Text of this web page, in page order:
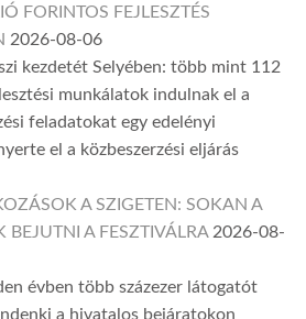
FORINTOS FEJLESZTÉS
2026-08-06
kezdetét Selyében: több mint 112
munkálatok indulnak el a
feladatokat egy edelényi
el a közbeszerzési eljárás
A SZIGETEN: SOKAN A
A FESZTIVÁLRA 2026-08-
évben több százezer látogatót
a hivatalos bejáratokon